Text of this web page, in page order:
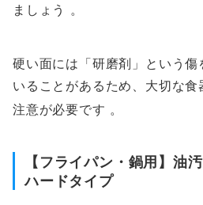
ましょう 。
硬い面には「研磨剤」という傷
いることがあるため、大切な食
注意が必要です 。
【フライパン・鍋用】油
ハードタイプ